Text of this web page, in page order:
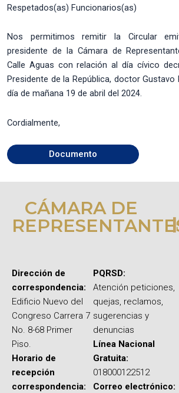
Respetados(as) Funcionarios(as)
Nos permitimos remitir la Circular
presidente de la Cámara de
Calle Aguas con relación al día cívico
Presidente de la República, doctor Gustavo
día de mañana 19 de abril del 2024.
Cordialmente,
Documento
CÁMARA DE
Dirección de
correspondencia:
Edificio Nuevo del
Congreso Carrera 7
No. 8-68 Primer
Piso.
Horario de
recepción
correspondencia:
PQRSD:
Atención peticiones,
quejas, reclamos,
sugerencias y
denuncias
Línea Nacional
Gratuita:
018000122512
Correo electrónico: